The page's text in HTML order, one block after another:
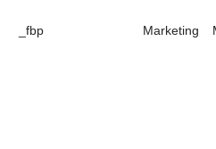
_fbp Marketing